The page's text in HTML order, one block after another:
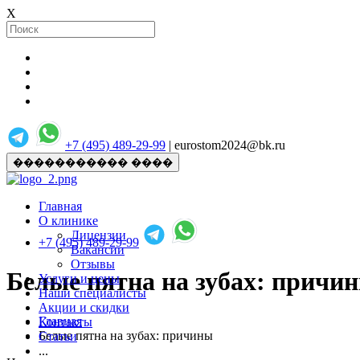
X
+7 (495) 489-29-99 | eurostom2024@bk.ru
����������� ����
Главная
О клинике
Лицензии
Вакансии
Отзывы
Услуги и цены
Наши специалисты
Акции и скидки
Контакты
Статьи
...
+7 (495) 489-29-99
Белые пятна на зубах:
Главная
Белые пятна на зубах: причины